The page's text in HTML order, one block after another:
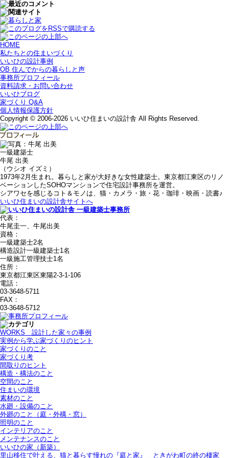
HOME
私たちとの住まいづくり
いいひの設計事例
OB 住んでからの暮らしと声
事務所プロフィール
資料請求・お問い合わせ
いいひブログ
家づくり Q&A
個人情報保護方針
Copyright © 2006-2026 いいひ住まいの設計舎 All Rights Reserved.
一級建築士
牛尾 出美
（ウシオ イズミ）
1973年2月生まれ。暮らしと家が大好きな女性建築士。東京都江東区のリノ
ベーションしたSOHOマンションで住宅設計事務所を運営。
シアワセを感じるコト＆モノは、猫・カメラ・旅・花・珈琲・映画・読書♪
いいひ住まいの設計舎サイトへ
代表：
牛尾圭一、牛尾出美
資格：
一級建築士2名
構造設計一級建築士1名
一級施工管理技士1名
住所：
東京都江東区東陽2-3-1-106
電話：
03-3648-5711
FAX：
03-3648-5712
WORKS＿設計した家々の事例
実例から学ぶ家づくりのヒント
家づくりのこと
家づくり考
間取りのヒント
構造・構法のこと
空間のこと
住まいの環境
素材のこと
水廻・設備のこと
外廻のこと（庭・外構・窓）
照明のこと
インテリアのこと
メンテナンスのこと
いいひの家（新築）
里山移住で叶える、猫と暮らす憧れの『庭と家』＿ときがわ町の終の棲家